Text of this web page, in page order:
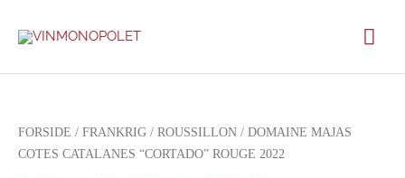
FORSIDE / FRANKRIG / ROUSSILLON / DOMAINE MAJAS
COTES CATALANES “CORTADO” ROUGE 2022